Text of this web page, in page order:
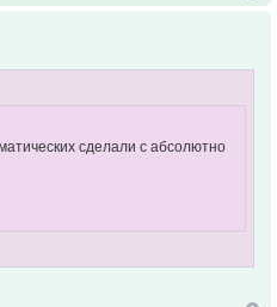
сделали с абсолютно